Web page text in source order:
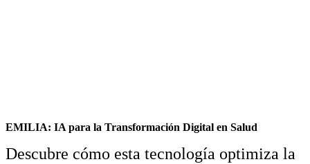
EMILIA: IA para la Transformación Digital en Salud
Descubre cómo esta tecnología optimiza la